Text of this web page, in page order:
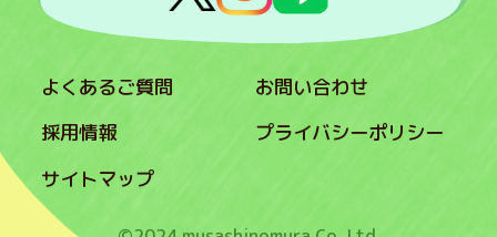
よくあるご質問
お問い合わせ
採用情報
プライバシーポリシー
サイトマップ